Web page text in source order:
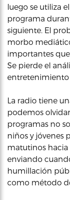
luego se utiliza
programa
siguiente. El
morbo
importantes
Se pierde el
entretenimiento
La radio tiene
podemos
programas no
niños y jóvenes
matutinos hacia
enviando
humillación
como método